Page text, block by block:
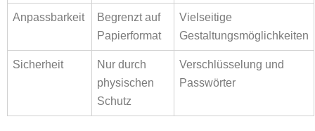
Anpassbarkeit
Begrenzt auf
Papierformat
Vielseitige
Gestaltungsmöglichkeiten
Sicherheit
Nur durch
physischen
Schutz
Verschlüsselung und
Passwörter